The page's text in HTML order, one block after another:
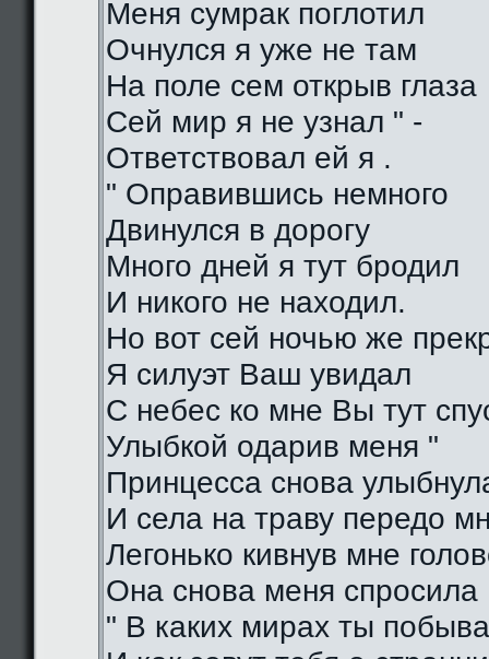
Меня сумрак поглотил
Очнулся я уже не там
На поле сем открыв глаза
Сей мир я не узнал " -
Ответствовал ей я .
" Оправившись немного
Двинулся в дорогу
Много дней я тут бродил
И никого не находил.
Но вот сей ночью же
Я силуэт Ваш увидал
С небес ко мне Вы тут
Улыбкой одарив меня "
Принцесса снова
И села на траву передо
Легонько кивнув мне
Она снова меня спросила
" В каких мирах ты